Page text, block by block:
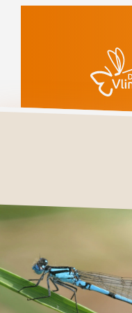
CYATHIGERUM
Ga direct naar